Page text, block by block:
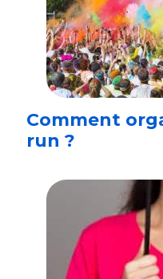
Comment
run ?